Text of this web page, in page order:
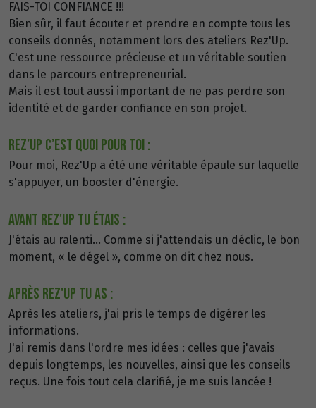
FAIS-TOI CONFIANCE !!!
Bien sûr, il faut écouter et prendre en compte tous les
conseils donnés, notamment lors des ateliers Rez'Up.
C'est une ressource précieuse et un véritable soutien
dans le parcours entrepreneurial.
Mais il est tout aussi important de ne pas perdre son
identité et de garder confiance en son projet.
REZ’UP C’EST QUOI POUR TOI :
Pour moi, Rez'Up a été une véritable épaule sur laquelle
s'appuyer, un booster d'énergie.
Avant Rez'Up TU étais :
J'étais au ralenti... Comme si j'attendais un déclic, le bon
moment, « le dégel », comme on dit chez nous.
Après Rez'Up TU AS :
Après les ateliers, j'ai pris le temps de digérer les
informations.
J'ai remis dans l'ordre mes idées : celles que j'avais
depuis longtemps, les nouvelles, ainsi que les conseils
reçus. Une fois tout cela clarifié, je me suis lancée !